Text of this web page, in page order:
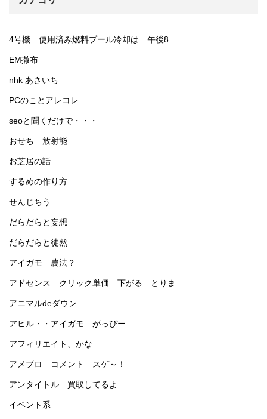
4号機 使用済み燃料プール冷却は 午後8
EM撒布
nhk あさいち
PCのことアレコレ
seoと聞くだけで・・・
おせち 放射能
お芝居の話
するめの作り方
せんじちう
だらだらと妄想
だらだらと徒然
アイガモ 農法？
アドセンス クリック単価 下がる とりま
アニマルdeダウン
アヒル・・アイガモ がっぴー
アフィリエイト、かな
アメブロ コメント スゲ～！
アンタイトル 買取してるよ
イベント系